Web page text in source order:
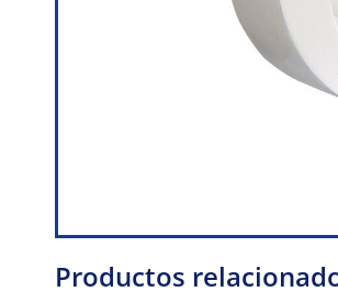
Productos